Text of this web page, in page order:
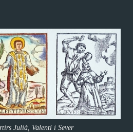
Julià, Valentí i Sever